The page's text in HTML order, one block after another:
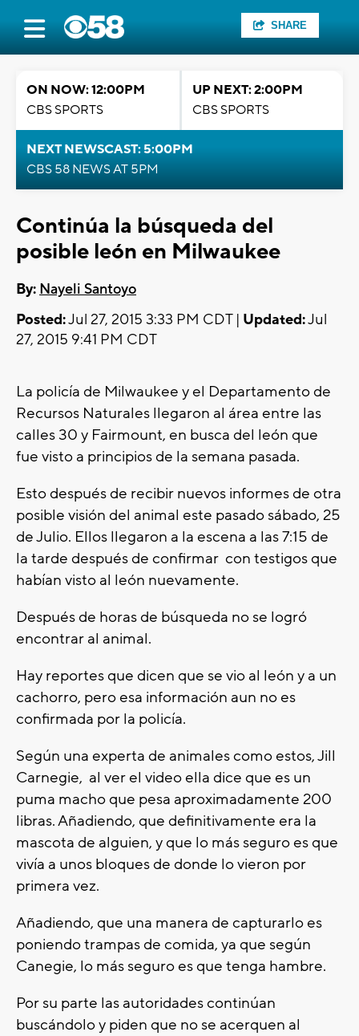
SHARE
ON NOW: 12:00PM
CBS SPORTS
UP NEXT: 2:00PM
CBS SPORTS
NEXT NEWSCAST: 5:00PM
CBS 58 NEWS AT 5PM
Continúa la búsqueda del
posible león en Milwaukee
By: Nayeli Santoyo
Posted:Jul 27, 2015 3:33 PM CDT | Updated:Jul
27, 2015 9:41 PM CDT
La policía de Milwaukee y el Departamento de
Recursos Naturales llegaron al área entre las
calles 30 y Fairmount, en busca del león que
fue visto a principios de la semana pasada.
Esto después de recibir nuevos informes de otra
posible visión del animal este pasado sábado, 25
de Julio. Ellos llegaron a la escena a las 7:15 de
la tarde después de confirmar con testigos que
habían visto al león nuevamente.
Después de horas de búsqueda no se logró
encontrar al animal.
Hay reportes que dicen que se vio al león y a un
cachorro, pero esa información aun no es
confirmada por la policía.
Según una experta de animales como estos, Jill
Carnegie, al ver el video ella dice que es un
puma macho que pesa aproximadamente 200
libras. Añadiendo, que definitivamente era la
mascota de alguien, y que lo más seguro es que
vivía a unos bloques de donde lo vieron por
primera vez.
Añadiendo, que una manera de capturarlo es
poniendo trampas de comida, ya que según
Canegie, lo más seguro es que tenga hambre.
Por su parte las autoridades continúan
buscándolo y piden que no se acerquen al